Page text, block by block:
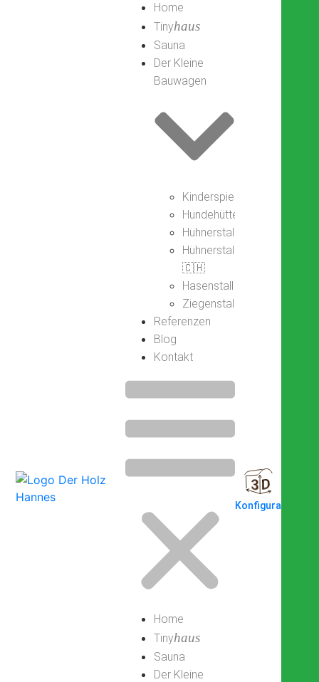
Home
Tinyhaus
Sauna
Der Kleine
Bauwagen
Kinderspielhaus
Hundehütte
Hühnerstall
Hühnerstall
🇨🇭
Hasenstall
Ziegenstall
Referenzen
Blog
Kontakt
Home
Tinyhaus
Sauna
Der Kleine
Konfigurator